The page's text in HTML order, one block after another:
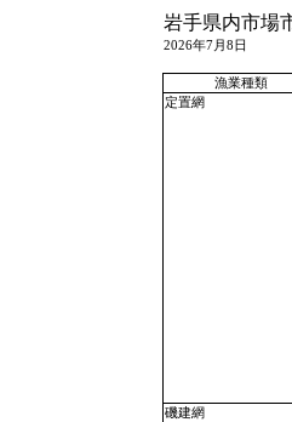
岩手県内市場
2026年7月8日
漁業種類
定置網
磯建網